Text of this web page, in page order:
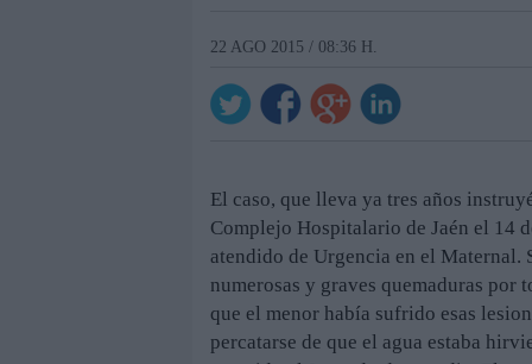
22 AGO 2015 / 08:36 H.
El caso, que lleva ya tres años
Complejo Hospitalario de Jaén el 14
atendido de Urgencia en el
numerosas y graves quemaduras por
que el menor había sufrido esas
percatarse de que el agua estaba